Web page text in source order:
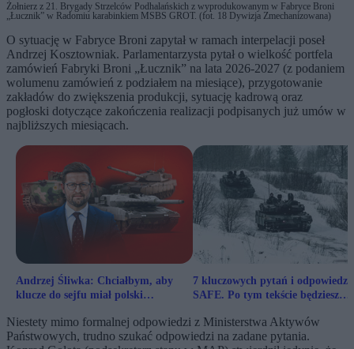
Żołnierz z 21. Brygady Strzelców Podhalańskich z wyprodukowanym w Fabryce Broni
„Łucznik” w Radomiu karabinkiem MSBS GROT. (fot. 18 Dywizja Zmechanizowana)
O sytuację w Fabryce Broni zapytał w ramach interpelacji poseł
Andrzej Kosztowniak. Parlamentarzysta pytał o wielkość portfela
zamówień Fabryki Broni „Łucznik” na lata 2026-2027 (z podaniem
wolumenu zamówień z podziałem na miesiące), przygotowanie
zakładów do zwiększenia produkcji, sytuację kadrową oraz
pogłoski dotyczące zakończenia realizacji podpisanych już umów w
najbliższych miesiącach.
Andrzej Śliwka: Chciałbym, aby
klucze do sejfu miał polski
der Leyen
7 kluczowych pytań i odpowiedzi
SAFE. Po tym tekście będziesz
programie
Niestety mimo formalnej odpowiedzi z Ministerstwa Aktywów
Państwowych, trudno szukać odpowiedzi na zadane pytania.